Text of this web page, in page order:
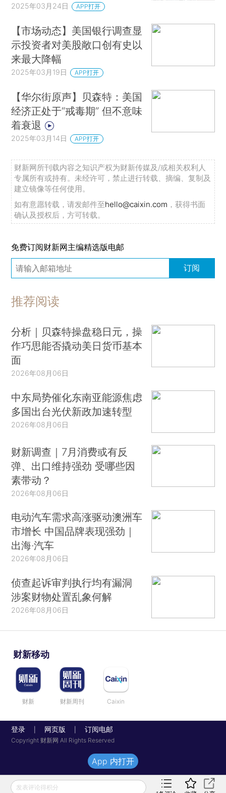
2025年03月24日 APP打开
【市场动态】美国银行调查显
示投资者对美股敞口创有史以
来最大降幅
2025年03月19日 APP打开
【华尔街原声】贝森特：美国
经济正处于“戒毒期” 但不意味
着衰退
2025年03月14日 APP打开
财新网所刊载内容之知识产权为财新传媒及/或相关权利人
专属所有或持有。未经许可，禁止进行转载、摘编、复制及
建立镜像等任何使用。
如有意愿转载，请发邮件至hello@caixin.com ，获得书面
确认及授权后，方可转载。
免费订阅财新网主编精选版电邮
订阅
推荐阅读
分析｜贝森特操盘稳日元，操
作巧思能否撬动美日货币基本
面
2026年08月06日
中东局势催化东南亚能源焦虑
多国出台光伏新政加速转型
2026年08月06日
财新调查｜7月消费或有反
弹、出口维持强劲 受哪些因
素带动？
2026年08月06日
电动汽车需求高涨驱动澳洲车
市增长 中国品牌表现强劲｜
出海·汽车
2026年08月06日
侦查起诉审判执行均有漏洞
涉案财物处置乱象何解
2026年08月06日
财新移动
财新 财新周刊 Caixin
登录 网页版 订阅电邮
Copyright 财新网 All Rights Reserved
发表评论得积分
App 内打开